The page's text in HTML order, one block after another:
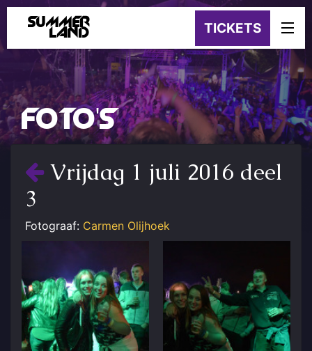
SUMMER
LAND TICKETS
FOTO'S
Vrijdag 1 juli 2016 deel
3
Fotograaf: Carmen Olijhoek